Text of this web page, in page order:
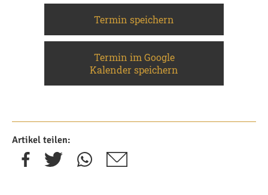
Termin speichern
Termin im Google
Kalender speichern
Artikel teilen: